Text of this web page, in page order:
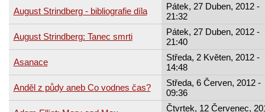
August Strindberg - bibliografie díla
Pátek, 27 Duben, 2012 -
21:32
August Strindberg: Tanec smrti
Pátek, 27 Duben, 2012 -
21:40
Asanace
Středa, 2 Květen, 2012 -
14:48
Anděl z půdy aneb Co vodnes čas?
Středa, 6 Červen, 2012 -
09:36
Čtvrtek, 12 Červenec,